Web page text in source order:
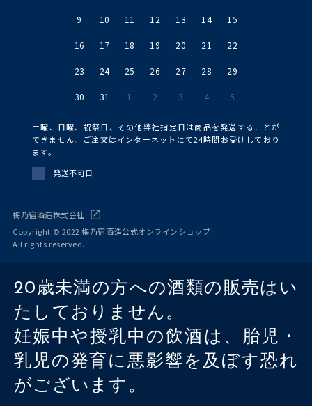
9 10 11 12 13 14 15
16 17 18 19 20 21 22
23 24 25 26 27 28 29
30 31 1 2 3 4 5
土曜、日曜、祝祭日、その他弊社指定日は商品を発送することが
できません。ご注文はインターネットにて24時間お受けしており
ます。
発送不可日
梅乃宿酒造株式会社
Copyright © 2022 梅乃宿酒造公式オンラインショップ
All rights reserved.
20歳未満の方への酒類の販売はい
たしておりません。
妊娠中や授乳中の飲酒は、胎児・
乳児の発育に悪影響を及ぼす恐れ
がございます。